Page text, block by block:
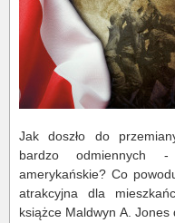
Jak doszło do
bardzo odmiennych -
amerykańskie? Co
atrakcyjna dla
książce Maldwyn A.